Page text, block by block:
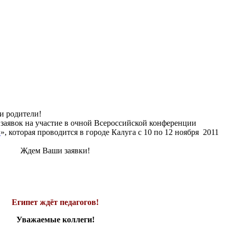
родители!
на участие в очной Всероссийской конференции
», которая проводится в городе Калуга с 10 по 12 ноября 2011
Ждем Ваши заявки!
Египет ждёт педагогов!
Уважаемые коллеги!